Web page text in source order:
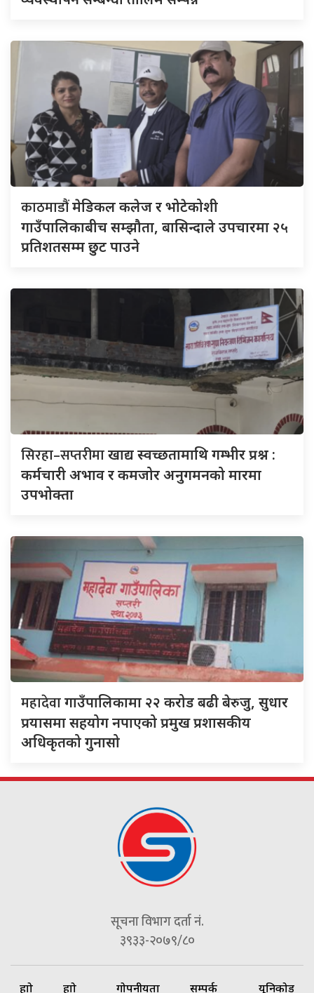
काठमाडौंमेडिकल कलेज र भोटेकोशी
गाउँपालिकाबीच सम्झौता, बासिन्दाले उपचारमा २५
प्रतिशतसम्म छुट पाउने
सिरहा–सप्तरीमाखाद्य स्वच्छतामाथि गम्भीर प्रश्न :
कर्मचारी अभाव र कमजोर अनुगमनको मारमा
उपभोक्ता
महादेवागाउँपालिकामा २२ करोड बढी बेरुजु, सुधार
प्रयासमा सहयोग नपाएको प्रमुख प्रशासकीय
अधिकृतको गुनासो
सूचना विभाग दर्ता नं.
३९३३-२०७९/८०
हाम्रो हाम्रो गोपनीयता सम्पर्क यूनिकोड